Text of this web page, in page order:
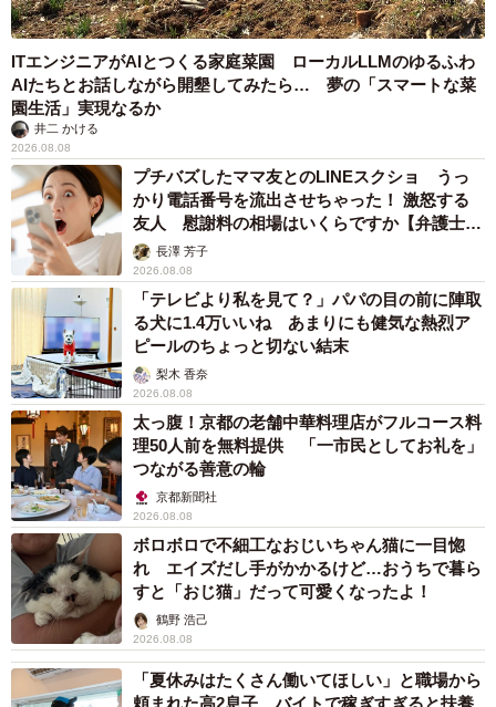
ITエンジニアがAIとつくる家庭菜園 ローカルLLMのゆるふわ
AIたちとお話しながら開墾してみたら… 夢の「スマートな菜
園生活」実現なるか
井二 かける
2026.08.08
プチバズしたママ友とのLINEスクショ うっ
かり電話番号を流出させちゃった！ 激怒する
友人 慰謝料の相場はいくらですか【弁護士が
解説】長澤 芳子
2026.08.08
「テレビより私を見て？」パパの目の前に陣取
る犬に1.4万いいね あまりにも健気な熱烈ア
ピールのちょっと切ない結末
梨木 香奈
2026.08.08
太っ腹！京都の老舗中華料理店がフルコース料
理50人前を無料提供 「一市民としてお礼を」
つながる善意の輪
京都新聞社
2026.08.08
ボロボロで不細工なおじいちゃん猫に一目惚
れ エイズだし手がかかるけど…おうちで暮ら
すと「おじ猫」だって可愛くなったよ！
鶴野 浩己
2026.08.08
「夏休みはたくさん働いてほしい」と職場から
頼まれた高2息子 バイトで稼ぎすぎると扶養